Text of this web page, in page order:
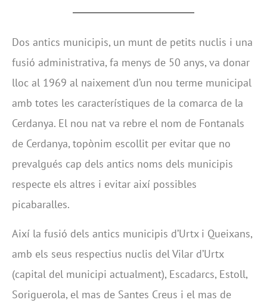
Dos antics municipis, un munt de petits nuclis i una
fusió administrativa, fa menys de 50 anys, va donar
lloc al 1969 al naixement d’un nou terme municipal
amb totes les característiques de la comarca de la
Cerdanya. El nou nat va rebre el nom de Fontanals
de Cerdanya, topònim escollit per evitar que no
prevalgués cap dels antics noms dels municipis
respecte els altres i evitar així possibles
picabaralles.
Així la fusió dels antics municipis d’Urtx i Queixans,
amb els seus respectius nuclis del Vilar d’Urtx
(capital del municipi actualment), Escadarcs, Estoll,
Soriguerola, el mas de Santes Creus i el mas de